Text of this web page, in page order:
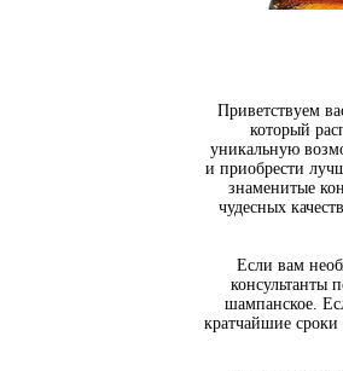
Приветствуем
который
уникальную
и приобрести
знаменитые
чудесных
Если вам
консультанты
шампанское.
кратчайшие